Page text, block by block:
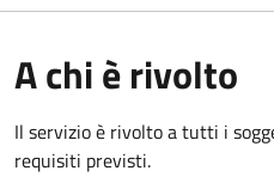
A chi è rivolto
Il servizio è rivolto a tutti i
requisiti previsti.